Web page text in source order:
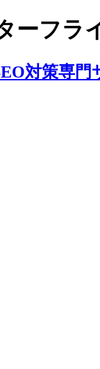
ーフラ
対策専